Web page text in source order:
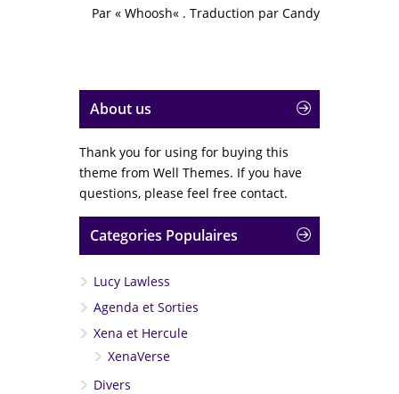
Par « Whoosh« . Traduction par Candy
About us
Thank you for using for buying this
theme from Well Themes. If you have
questions, please feel free contact.
Categories Populaires
Lucy Lawless
Agenda et Sorties
Xena et Hercule
XenaVerse
Divers